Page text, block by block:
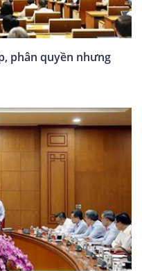
phân quyền nhưng